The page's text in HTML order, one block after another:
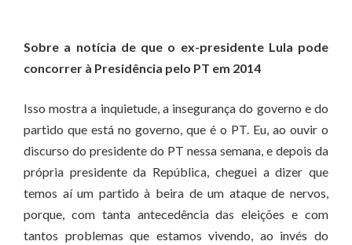
Sobre a notícia de que o ex-presidente Lula pode
concorrer à Presidência pelo PT em 2014
Isso mostra a inquietude, a insegurança do governo e do
partido que está no governo, que é o PT. Eu, ao ouvir o
discurso do presidente do PT nessa semana, e depois da
própria presidente da República, cheguei a dizer que
temos aí um partido à beira de um ataque de nervos,
porque, com tanta antecedência das eleições e com
tantos problemas que estamos vivendo, ao invés do